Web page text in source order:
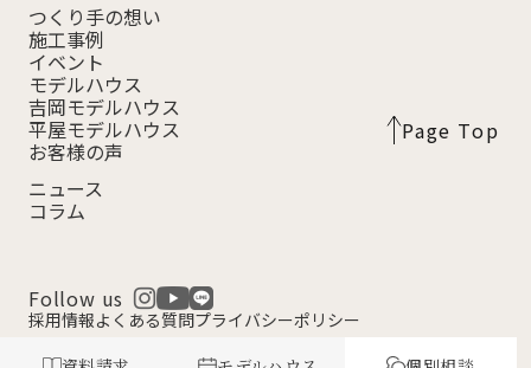
つくり手の想い
施工事例
イベント
モデルハウス
吉岡モデルハウス
平屋モデルハウス
お客様の声
ニュース
コラム
採用情報よくある質問プライバシーポリシー
Follow us
Page Top